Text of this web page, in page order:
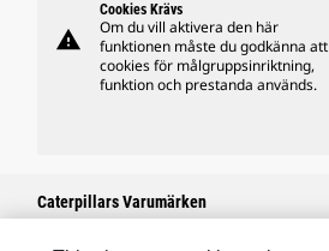
warning
Cookies Krävs
Om du vill aktivera den här
funktionen måste du godkänna att
cookies för målgruppsinriktning,
funktion och prestanda används.
Caterpillars Varumärken